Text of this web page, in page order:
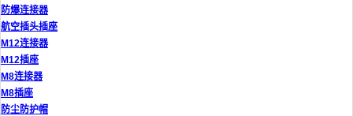
防爆连接器
航空插头插座
M12连接器
M12插座
M8连接器
M8插座
防尘防护帽